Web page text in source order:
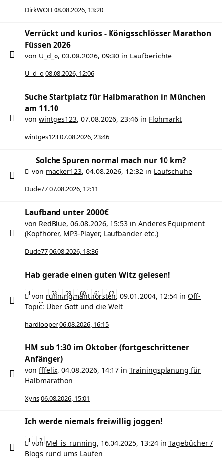
DirkWOH 08.08.2026, 13:20
Verrückt und kurios - Königsschlösser Marathon
Füssen 2026
von U_d_o, 03.08.2026, 09:30 in Laufberichte
U_d_o08.08.2026, 12:06
Suche Startplatz für Halbmarathon in München
am 11.10
von wintges123, 07.08.2026, 23:46 in Flohmarkt
wintges12307.08.2026, 23:46
Solche Spuren normal mach nur 10 km?
von macker123, 04.08.2026, 12:32 in Laufschuhe
Dude7707.08.2026, 12:11
Laufband unter 2000€
von RedBlue, 06.08.2026, 15:53 in Anderes Equipment
(Kopfhörer, MP3-Player, Laufbänder etc.)
Dude7706.08.2026, 18:36
Hab gerade einen guten Witz gelesen!
1
…
58 59 60 61 62
von runningmanthorsten, 09.01.2004, 12:54 in Off-
Topic: Über Gott und die Welt
hardlooper06.08.2026, 16:15
HM sub 1:30 im Oktober (fortgeschrittener
Anfänger)
von fffelix, 04.08.2026, 14:17 in Trainingsplanung für
Halbmarathon
Xyris06.08.2026, 15:01
Ich werde niemals freiwillig joggen!
1 2
von Mel_is_running, 16.04.2025, 13:24 in Tagebücher /
Blogs rund ums Laufen